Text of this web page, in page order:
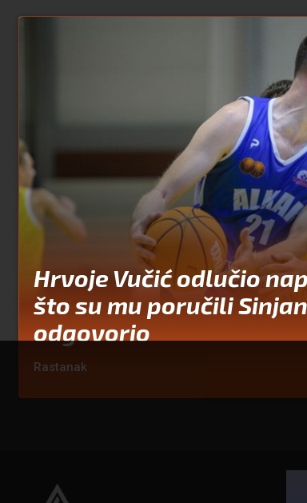
Hrvoje Vučić odlučio
što su mu poručili
odgovorio
Rastanak